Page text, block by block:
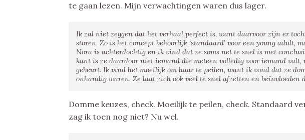
te gaan lezen. Mijn verwachtingen waren dus lager.
Ik zal niet zeggen dat het verhaal perfect is, want daarvoor zijn er
storen. Zo is het concept behoorlijk ‘standaard’ voor een young adult,
Nora is achterdochtig en ik vind dat ze soms net te snel is met
kant is ze daardoor niet iemand die meteen volledig voor iemand valt,
gebeurt. Ik vind het moeilijk om haar te peilen, want ik vond dat ze
onhandig waren. Ze laat zich ook veel te snel afzetten en beïnvloeden
Domme keuzes, check. Moeilijk te peilen, check. Standaard
zag ik toen nog niet? Nu wel.